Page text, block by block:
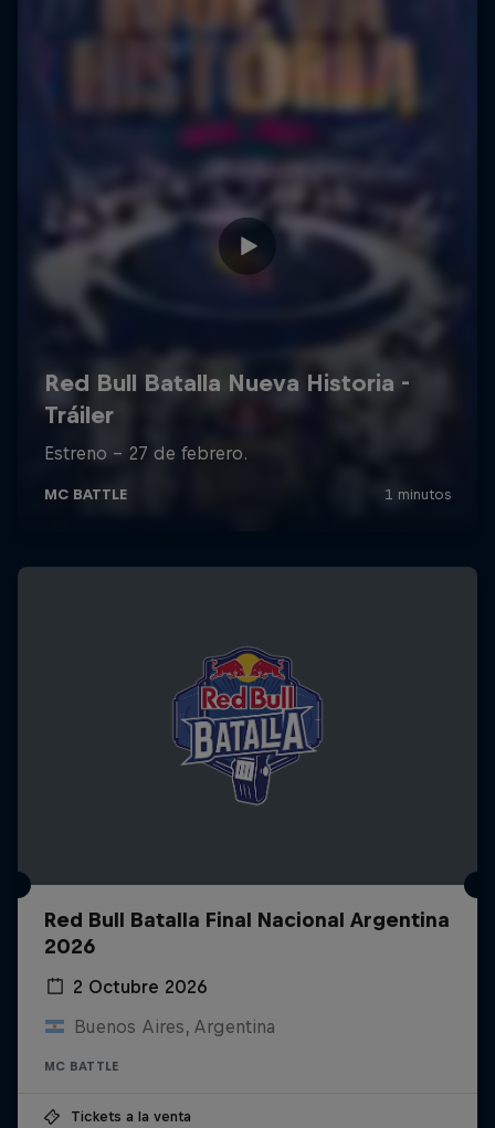
Red Bull Batalla Final Nacional Argentina
2026
2 Octubre 2026
Buenos Aires, Argentina
MC BATTLE
Tickets a la venta